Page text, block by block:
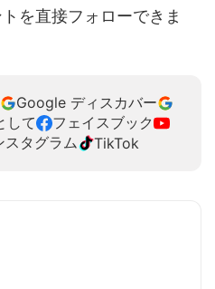
を直接フォローできま
Google ディスカバー
して
フェイスブック
スタグラム TikTok